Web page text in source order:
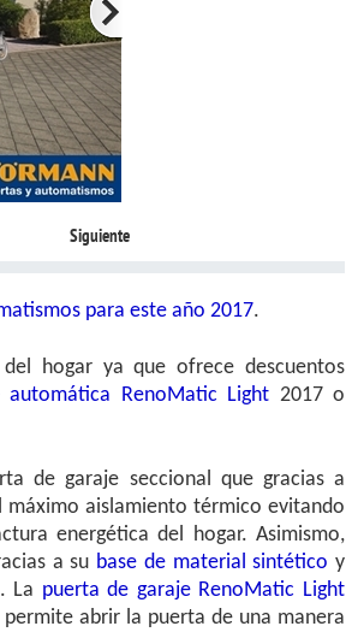
Siguiente
para este año 2017.
hogar ya que ofrece descuentos
RenoMatic Light 2017 o
de garaje seccional que gracias a
aislamiento térmico evitando
energética del hogar. Asimismo,
a su base de material sintético y
. La puerta de garaje RenoMatic Light
permite abrir la puerta de una manera